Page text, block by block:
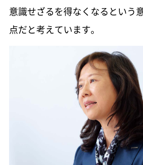
意識せざるを得なくなるという
点だと考えています。